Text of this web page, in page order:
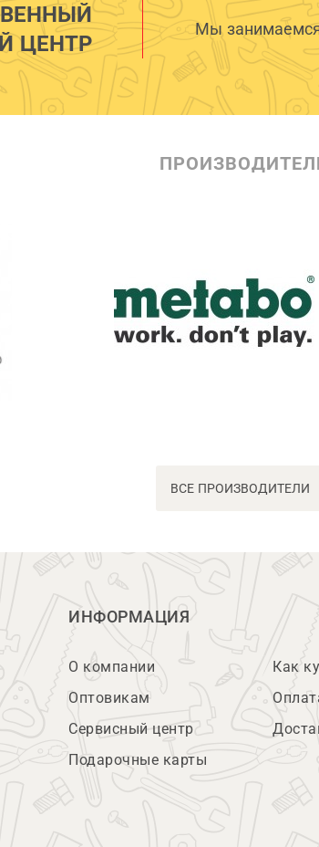
ЦЕНТР
Мы
ВСЕ ПРОИЗВОДИТЕЛИ
ИНФОРМАЦИЯ
О компании
Оптовикам
Сервисный центр
Подарочные карты
Как